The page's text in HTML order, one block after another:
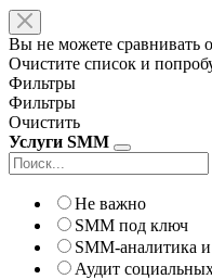
Вы не можете сравнивать
Очистите список и
Фильтры
Фильтры
Очистить
Услуги SMM
Не важно
SMM под ключ
SMM-аналитика
Аудит